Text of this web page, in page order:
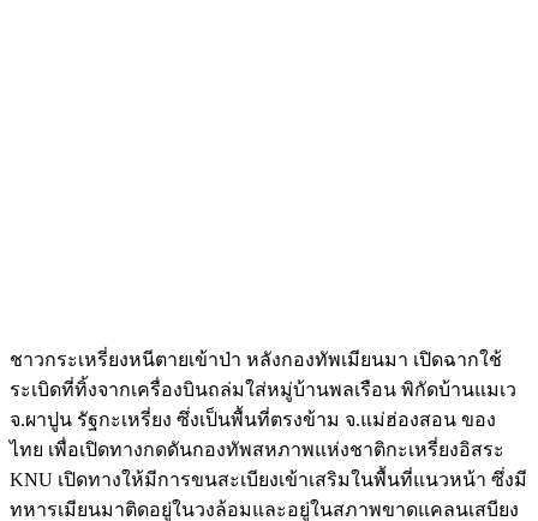
ชาวกระเหรี่ยงหนีตายเข้าป่า หลังกองทัพเมียนมา เปิดฉากใช้
ระเบิดที่ทิ้งจากเครื่องบินถล่มใส่หมู่บ้านพลเรือน พิกัดบ้านแมเว
จ.ผาปูน รัฐกะเหรี่ยง ซึ่งเป็นพื้นที่ตรงข้าม จ.แม่ฮ่องสอน ของ
ไทย เพื่อเปิดทางกดดันกองทัพสหภาพแห่งชาติกะเหรี่ยงอิสระ
KNU เปิดทางให้มีการขนสะเบียงเข้าเสริมในพื้นที่แนวหน้า ซึ่งมี
ทหารเมียนมาติดอยู่ในวงล้อมและอยู่ในสภาพขาดแคลนเสบียง